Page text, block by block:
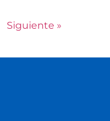
Siguiente »